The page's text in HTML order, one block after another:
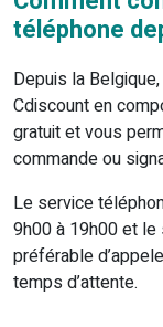
téléphone
Depuis la
Cdiscount en
gratuit et vous
commande ou
Le service
9h00 à 19h00 et
préférable
temps d’attente.